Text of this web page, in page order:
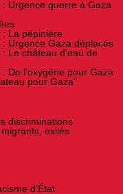
Urgence guerre à Gaza
: La pépinière
Urgence Gaza déplacés
Le château d'eau de
De l'oxygène pour Gaza
pour Gaza"
discriminations
exilés
d'État